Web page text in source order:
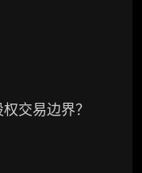
交易边界？